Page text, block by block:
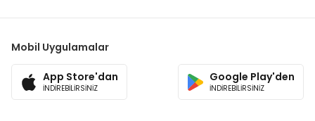
Mobil Uygulamalar
App Store'dan
İNDİREBİLİRSİNİZ
Google Play'den
İNDİREBİLİRSİNİZ